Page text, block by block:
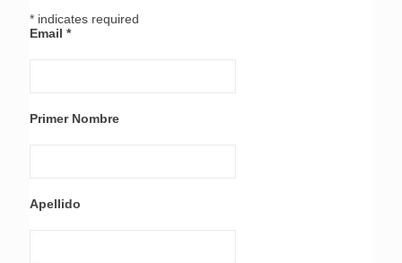
* indicates required
Email *
Primer Nombre
Apellido